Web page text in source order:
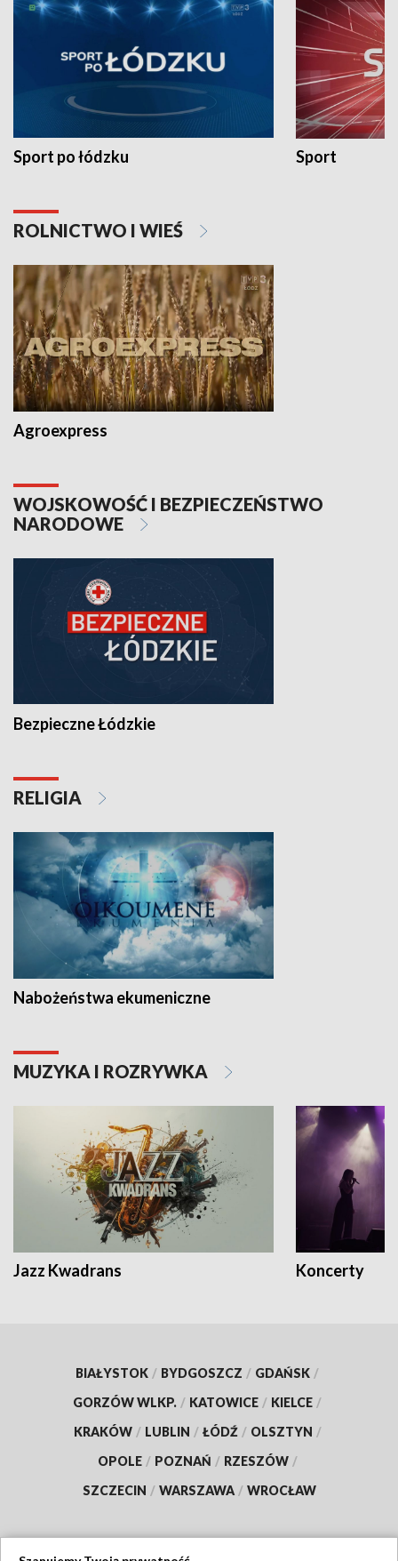
Sport po łódzku Sport
ROLNICTWO I WIEŚ
Agroexpress
WOJSKOWOŚĆ I BEZPIECZEŃSTWO
NARODOWE
Bezpieczne Łódzkie
RELIGIA
Nabożeństwa ekumeniczne
MUZYKA I ROZRYWKA
Jazz Kwadrans Koncerty
BIAŁYSTOK / BYDGOSZCZ / GDAŃSK /
GORZÓW WLKP. / KATOWICE / KIELCE /
KRAKÓW / LUBLIN / ŁÓDŹ / OLSZTYN /
OPOLE / POZNAŃ / RZESZÓW /
SZCZECIN / WARSZAWA / WROCŁAW